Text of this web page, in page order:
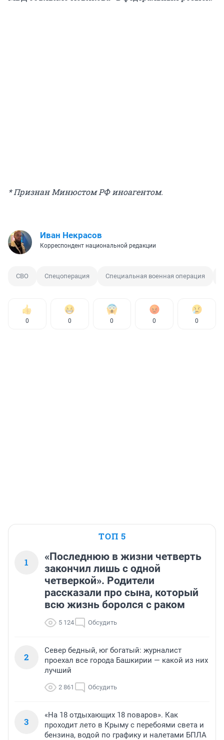
* Признан Минюстом РФ иноагентом.
Иван Некрасов
Корреспондент национальной редакции
СВО Спецоперация Специальная военная операция
0 0 0 0 0
ТОП 5
1
«Последнюю в жизни четверть
закончил лишь с одной
четверкой». Родители
рассказали про сына, который
всю жизнь боролся с раком
5 124 Обсудить
2
Север бедный, юг богатый: журналист
проехал все города Башкирии — какой из них
лучший
2 861 Обсудить
3
«На 18 отдыхающих 18 поваров». Как
проходит лето в Крыму с перебоями света и
бензина, водой по графику и налетами БПЛА